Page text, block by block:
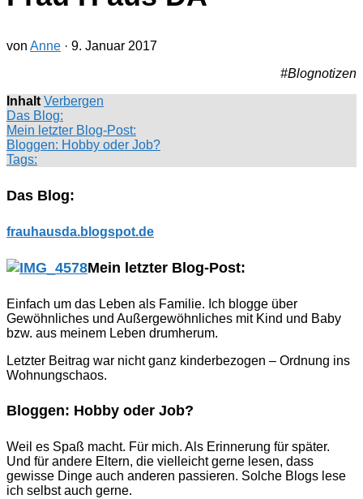
von Anne · 9. Januar 2017
#Blognotizen
Inhalt Verbergen
Das Blog:
Mein letzter Blog-Post:
Bloggen: Hobby oder Job?
Tags:
Das Blog:
frauhausda.blogspot.de
Mein letzter Blog-Post:
Einfach um das Leben als Familie. Ich blogge über
Gewöhnliches und Außergewöhnliches mit Kind und Baby
bzw. aus meinem Leben drumherum.
Letzter Beitrag war nicht ganz kinderbezogen – Ordnung ins
Wohnungschaos.
Bloggen: Hobby oder Job?
Weil es Spaß macht. Für mich. Als Erinnerung für später.
Und für andere Eltern, die vielleicht gerne lesen, dass
gewisse Dinge auch anderen passieren. Solche Blogs lese
ich selbst auch gerne.